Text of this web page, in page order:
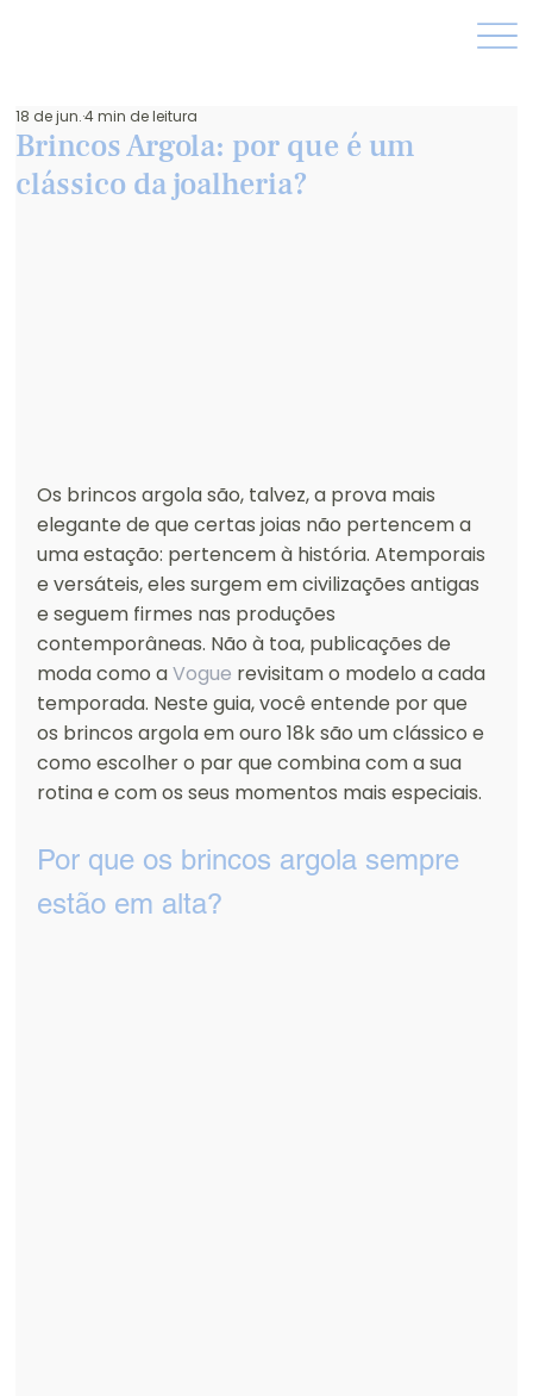
Brincos Argola: por que é um
clássico da joalheria?
18 de jun. 4 min de leitura
Os brincos argola são, talvez, a prova mais
elegante de que certas joias não pertencem a
uma estação: pertencem à história. Atemporais
e versáteis, eles surgem em civilizações antigas
e seguem firmes nas produções
contemporâneas. Não à toa, publicações de
moda como a Vogue revisitam o modelo a cada
temporada. Neste guia, você entende por que
os brincos argola em ouro 18k são um clássico e
como escolher o par que combina com a sua
rotina e com os seus momentos mais especiais.
Por que os brincos argola sempre
estão em alta?